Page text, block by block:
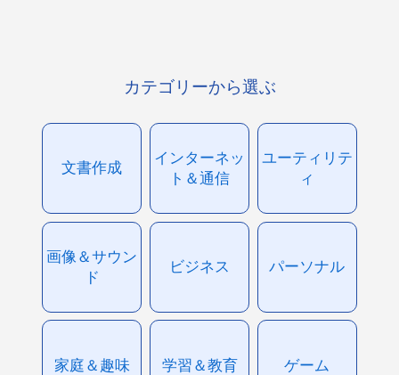
カテゴリーから選ぶ
文書作成
インターネッ
ト＆通信
ユーティリテ
ィ
画像＆サウン
ド
ビジネス パーソナル
家庭＆趣味 学習＆教育 ゲーム